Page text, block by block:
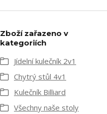
Zboží zařazeno v
kategoriích
Jídelní kulečník 2v1
Chytrý stůl 4v1
Kulečník Billiard
Všechny naše stoly